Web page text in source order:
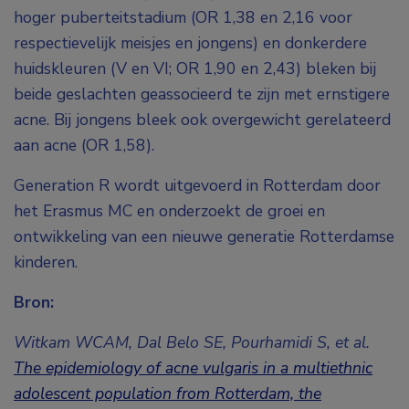
hoger puberteitstadium (OR 1,38 en 2,16 voor
respectievelijk meisjes en jongens) en donkerdere
huidskleuren (V en VI; OR 1,90 en 2,43) bleken bij
beide geslachten geassocieerd te zijn met ernstigere
acne. Bij jongens bleek ook overgewicht gerelateerd
aan acne (OR 1,58).
Generation R wordt uitgevoerd in Rotterdam door
het Erasmus MC en onderzoekt de groei en
ontwikkeling van een nieuwe generatie Rotterdamse
kinderen.
Bron:
Witkam WCAM, Dal Belo SE, Pourhamidi S, et al.
The epidemiology of acne vulgaris in a multiethnic
adolescent population from Rotterdam, the